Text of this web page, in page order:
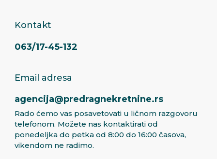
Kontakt
063/17-45-132
Email adresa
agencija@predragnekretnine.rs
Rado ćemo vas posavetovati u ličnom razgovoru
telefonom. Možete nas kontaktirati od
ponedeljka do petka od 8:00 do 16:00 časova,
vikendom ne radimo.